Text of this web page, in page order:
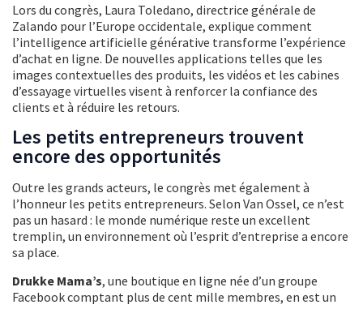
Lors du congrès, Laura Toledano, directrice générale de
Zalando pour l’Europe occidentale, explique comment
l’intelligence artificielle générative transforme l’expérience
d’achat en ligne. De nouvelles applications telles que les
images contextuelles des produits, les vidéos et les cabines
d’essayage virtuelles visent à renforcer la confiance des
clients et à réduire les retours.
Les petits entrepreneurs trouvent
encore des opportunités
Outre les grands acteurs, le congrès met également à
l’honneur les petits entrepreneurs. Selon Van Ossel, ce n’est
pas un hasard : le monde numérique reste un excellent
tremplin, un environnement où l’esprit d’entreprise a encore
sa place.
Drukke Mama’s, une boutique en ligne née d’un groupe
Facebook comptant plus de cent mille membres, en est un